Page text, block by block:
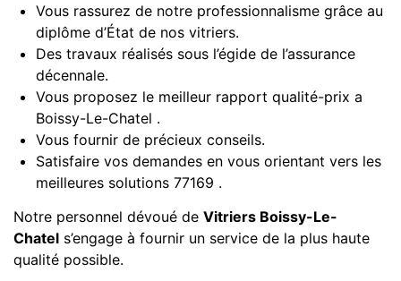
Vous rassurez de notre professionnalisme grâce au
diplôme d’État de nos vitriers.
Des travaux réalisés sous l’égide de l’assurance
décennale.
Vous proposez le meilleur rapport qualité-prix a
Boissy-Le-Chatel .
Vous fournir de précieux conseils.
Satisfaire vos demandes en vous orientant vers les
meilleures solutions 77169 .
Notre personnel dévoué de Vitriers Boissy-Le-
Chatel s’engage à fournir un service de la plus haute
qualité possible.